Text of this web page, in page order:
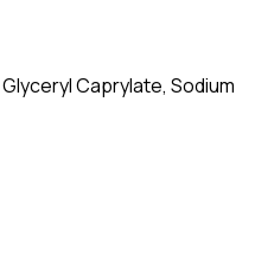
Caprylate, Sodium